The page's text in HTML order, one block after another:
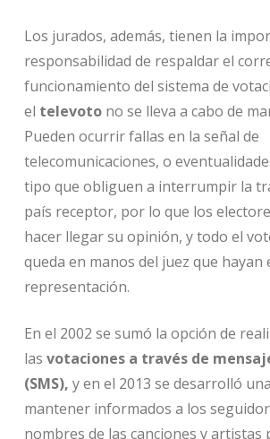
Los jurados, además, tienen la
responsabilidad de respaldar el
funcionamiento del sistema de
el televotono se lleva a cabo de
Pueden ocurrir fallas en la señal de
telecomunicaciones, o
tipo que obliguen a interrumpir la
país receptor, por lo que los
hacer llegar su opinión, y todo el
queda en manos del juez que hayan
representación.
En el 2002 se sumó la opción de
las votaciones a través de
(SMS), y en el 2013 se desarrolló
mantener informados a los
nombres de las canciones y artistas